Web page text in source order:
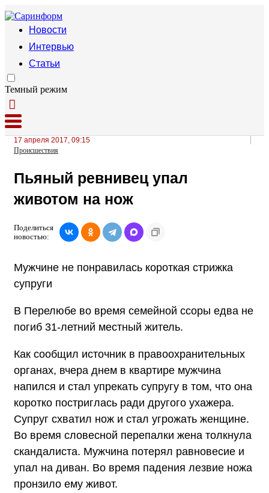
Новости
Интервью
Статьи
Темный режим
17 апреля 2017, 09:15
Происшествия
Пьяный ревнивец упал
животом на нож
Поделиться
новостью:
Мужчине не понравилась короткая стрижка
супруги
В Перелюбе во время семейной ссоры едва не
погиб 31-летний местный житель.
Как сообщил источник в правоохранительных
органах, вчера днем в квартире мужчина
напился и стал упрекать супругу в том, что она
коротко постриглась ради другого ухажера.
Супруг схватил нож и стал угрожать женщине.
Во время словесной перепалки жена толкнула
скандалиста. Мужчина потерял равновесие и
упал на диван. Во время падения лезвие ножа
пронзило ему живот.